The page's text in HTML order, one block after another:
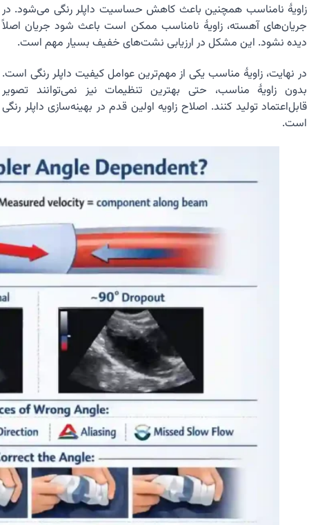
زاویهٔ نامناسب همچنین باعث کاهش حساسیت داپلر رنگی می‌شود. در
جریان‌های آهسته، زاویهٔ نامناسب ممکن است باعث شود جریان اصلاً
دیده نشود. این مشکل در ارزیابی نشت‌های خفیف بسیار مهم است.
در نهایت، زاویهٔ مناسب یکی از مهم‌ترین عوامل کیفیت داپلر رنگی است.
بدون زاویهٔ مناسب، حتی بهترین تنظیمات نیز نمی‌توانند تصویر
قابل‌اعتماد تولید کنند. اصلاح زاویه اولین قدم در بهینه‌سازی داپلر رنگی
است.